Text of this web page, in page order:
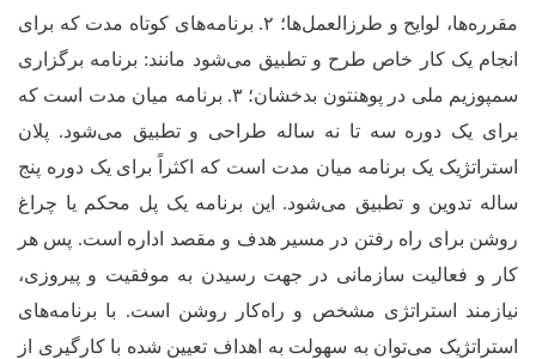
مقرره‌ها، لوایح و طرزالعمل‌ها؛ ۲. برنامه‌های کوتاه مدت که برای
انجام یک کار خاص طرح و تطبیق می‌شود مانند: برنامه برگزاری
سمپوزیم ملی در پوهنتون بدخشان؛ ۳. برنامه میان مدت است که
برای یک دوره سه تا نه ساله طراحی و تطبیق می‌شود. پلان
استراتژیک یک برنامه میان مدت است که اکثراً برای یک دوره پنج
ساله تدوین و تطبیق می‌شود. این برنامه یک پل محکم یا چراغ‌
روشن برای راه رفتن در مسیر هدف و مقصد اداره است. پس هر
کار و فعالیت سازمانی در جهت رسیدن به موفقیت و پیروزی،
نیازمند استراتژی مشخص و راه‌کار روشن است. با برنامههای
استراتژیک می‌توان به سهولت به اهداف تعیین شده با کارگیری از